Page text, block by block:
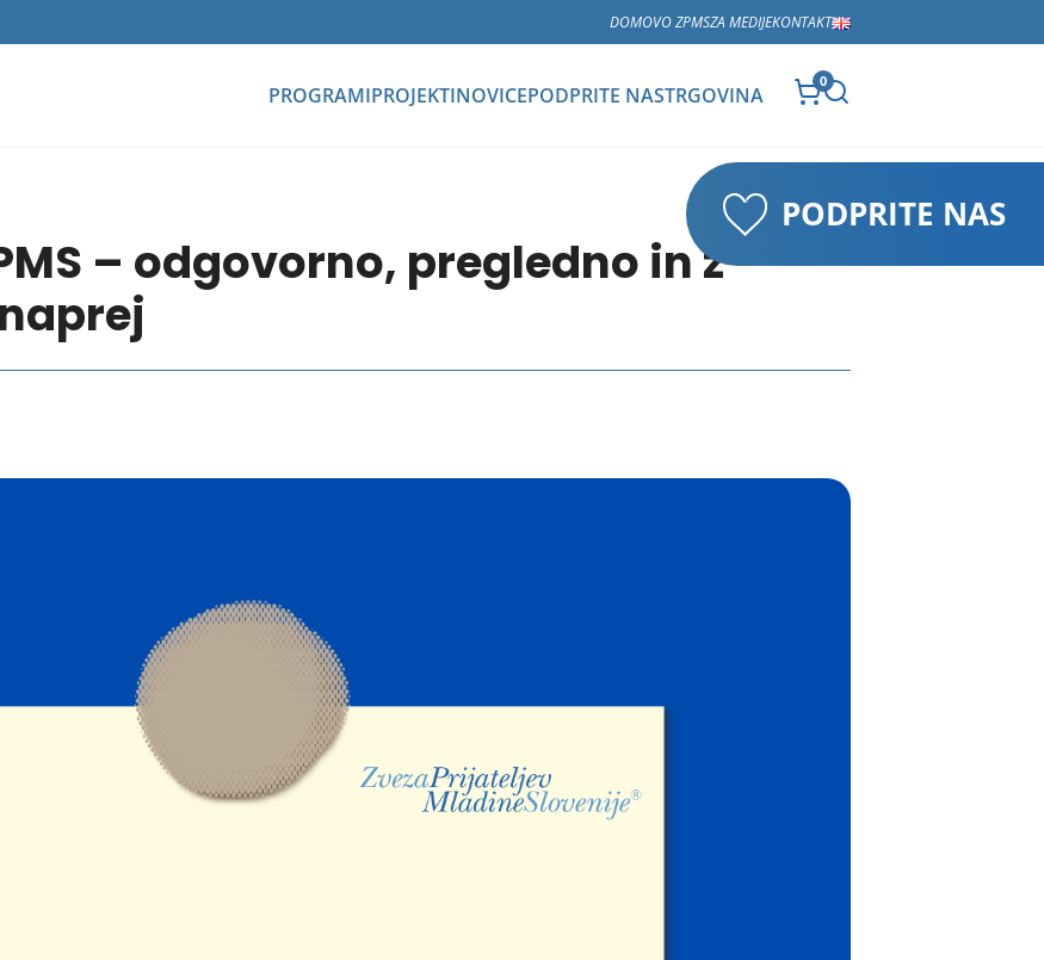
DOMOVO ZPMSZA MEDIJEKONTAKT
PROGRAMIPROJEKTINOVICEPODPRITE NASTRGOVINA
0
PODPRITE NAS
– odgovorno, pregledno in z